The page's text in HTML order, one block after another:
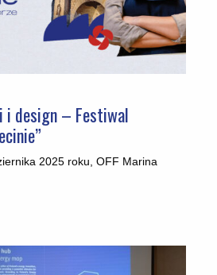
i design – Festiwal
2025 roku, OFF Marina